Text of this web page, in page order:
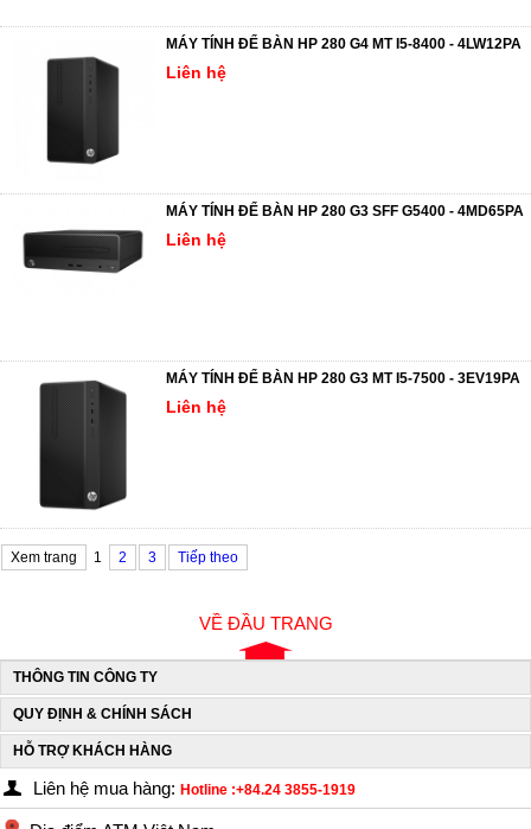
MÁY TÍNH ĐỂ BÀN HP 280 G4 MT I5-8400 - 4LW12PA
Liên hệ
MÁY TÍNH ĐỂ BÀN HP 280 G3 SFF G5400 - 4MD65PA
Liên hệ
MÁY TÍNH ĐỂ BÀN HP 280 G3 MT I5-7500 - 3EV19PA
Liên hệ
Xem trang 1 2 3 Tiếp theo
VỀ ĐẦU TRANG
THÔNG TIN CÔNG TY
QUY ĐỊNH & CHÍNH SÁCH
HỖ TRỢ KHÁCH HÀNG
Liên hệ mua hàng: Hotline :+84.24 3855-1919